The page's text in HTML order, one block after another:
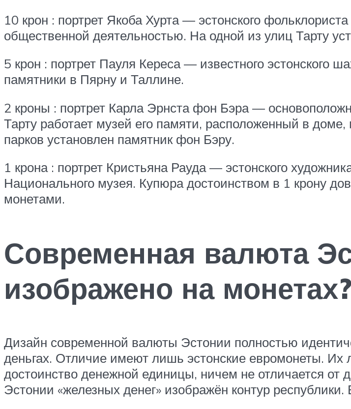
10 крон : портрет Якоба Хурта — эстонского
общественной деятельностью. На одной из улиц Тарту
5 крон : портрет Пауля Кереса — известного эстонского
памятники в Пярну и Таллине.
2 кроны : портрет Карла Эрнста фон Бэра —
Тарту работает музей его памяти, расположенный в
парков установлен памятник фон Бэру.
1 крона : портрет Кристьяна Рауда — эстонского
Национального музея. Купюра достоинством в 1 крону
монетами.
Современная валюта
изображено на монетах?
Дизайн современной валюты Эстонии полностью
деньгах. Отличие имеют лишь эстонские евромонеты. Их
достоинство денежной единицы, ничем не отличается
Эстонии «железных денег» изображён контур